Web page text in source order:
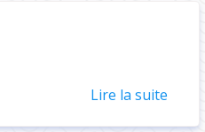
Lire la suite